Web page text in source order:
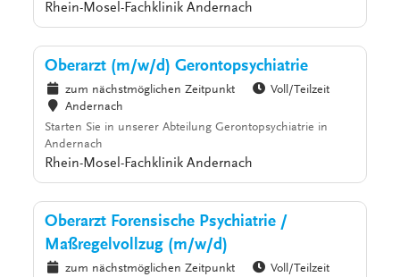
Rhein-Mosel-Fachklinik Andernach
Oberarzt (m/w/d) Gerontopsychiatrie
zum nächstmöglichen Zeitpunkt
Voll/Teilzeit
Andernach
Starten Sie in unserer Abteilung Gerontopsychiatrie in
Andernach
Rhein-Mosel-Fachklinik Andernach
Oberarzt Forensische Psychiatrie /
Maßregelvollzug (m/w/d)
zum nächstmöglichen Zeitpunkt
Voll/Teilzeit